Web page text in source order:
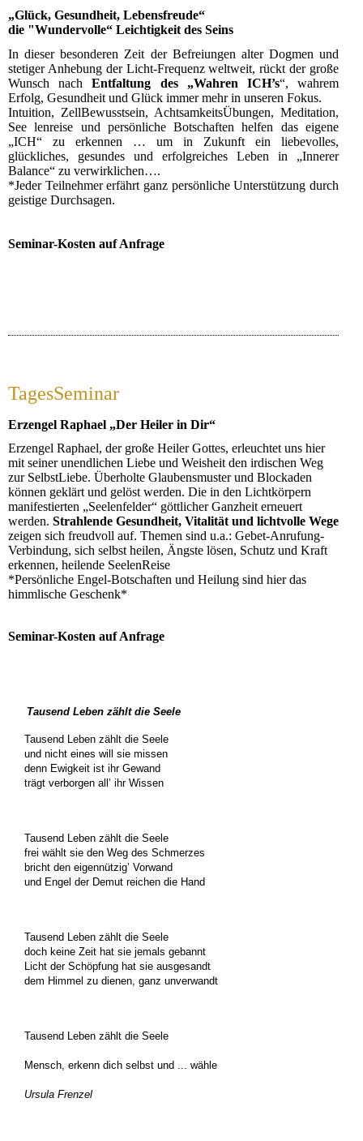
„Glück, Gesundheit, Lebensfreude“
die "Wundervolle“ Leichtigkeit des Seins
In dieser besonderen Zeit der Befreiungen alter Dogmen und
stetiger Anhebung der Licht-Frequenz weltweit, rückt der große
Wunsch nachEntfaltung des „Wahren ICH’s“, wahrem
Erfolg, Gesundheit und Glück immer mehr in unseren Fokus.
Intuition, ZellBewusstsein, AchtsamkeitsÜbungen, Meditation,
See lenreise und persönliche Botschaften helfen das eigene
„ICH“ zu erkennen … um in Zukunft ein liebevolles,
glückliches, gesundes und erfolgreiches Leben in „Innerer
Balance“ zu verwirklichen….
*Jeder Teilnehmer erfährt ganz persönliche Unterstützung durch
geistige Durchsagen.
Seminar-Kosten auf Anfrage
TagesSeminar
Erzengel Raphael „Der Heiler in Dir“
Erzengel Raphael, der große Heiler Gottes, erleuchtet uns hier
mit seiner unendlichen Liebe und Weisheit den irdischen Weg
zur SelbstLiebe. Überholte Glaubensmuster und Blockaden
können geklärt und gelöst werden. Die in den Lichtkörpern
manifestierten „Seelenfelder“ göttlicher Ganzheit erneuert
werden. Strahlende Gesundheit, Vitalität und lichtvolle Wege
zeigen sich freudvoll auf. Themen sind u.a.: Gebet-Anrufung-
Verbindung, sich selbst heilen, Ängste lösen, Schutz und Kraft
erkennen, heilende SeelenReise
*Persönliche Engel-Botschaften und Heilung sind hier das
himmlische Geschenk*
Seminar-Kosten auf Anfrage
Tausend Leben zählt die Seele
Tausend Leben zählt die Seele
und nicht eines will sie missen
denn Ewigkeit ist ihr Gewand
trägt verborgen all’ ihr Wissen
Tausend Leben zählt die Seele
frei wählt sie den Weg des Schmerzes
bricht den eigennützig’ Vorwand
und Engel der Demut reichen die Hand
Tausend Leben zählt die Seele
doch keine Zeit hat sie jemals gebannt
Licht der Schöpfung hat sie ausgesandt
dem Himmel zu dienen, ganz unverwandt
Tausend Leben zählt die Seele
Mensch, erkenn dich selbst und ... wähle
Ursula Frenzel